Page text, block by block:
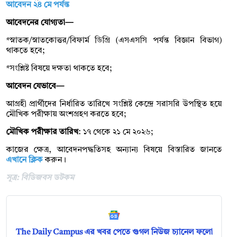
আবেদন ২৪ মে পর্যন্ত
আবেদনের যোগ্যতা—
*স্নাতক/স্নাতকোত্তর/বিফার্ম ডিগ্রি (এসএসসি পর্যন্ত বিজ্ঞান বিভাগ)
থাকতে হবে;
*সংশ্লিষ্ট বিষয়ে দক্ষতা থাকতে হবে;
আবেদন যেভাবে—
আগ্রহী প্রার্থীদের নির্ধারিত তারিখে সংশ্লিষ্ট কেন্দ্রে সরাসরি উপস্থিত হয়ে
মৌখিক পরীক্ষায় অংশগ্রহণ করতে হবে;
মৌখিক পরীক্ষার তারিখ: ১৭ থেকে ২১ মে ২০২৬;
কাজের ক্ষেত্র, আবেদনপদ্ধতিসহ অন্যান্য বিষয়ে বিস্তারিত জানতে
এখানে ক্লিককরুন।
সূত্র: বিডিজবস ডটকম
The Daily Campus এর খবর পেতে গুগল নিউজ চ্যানেল ফলো